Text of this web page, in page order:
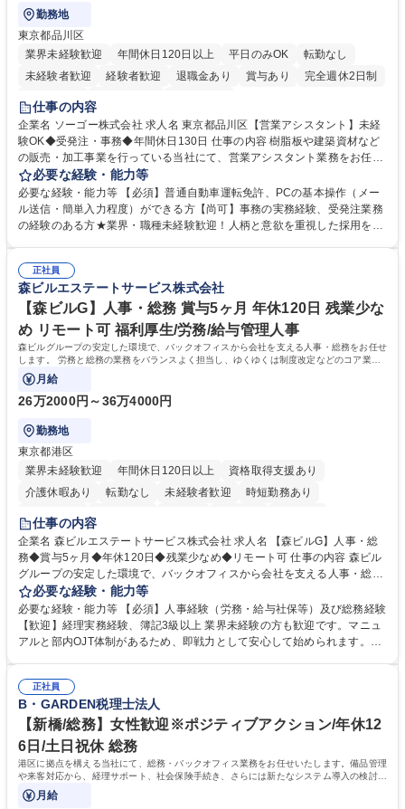
勤務地
東京都品川区
業界未経験歓迎
年間休日120日以上 平日のみOK
転勤なし
未経験者歓迎
経験者歓迎 退職金あり 賞与あり
完全週休2日制
交通費支給
仕事の内容
企業名 ソーゴー株式会社 求人名 東京都品川区【営業アシスタント】未経
験OK◆受発注・事務◆年間休日130日 仕事の内容 樹脂板や建築資材など
の販売・加工事業を行っている当社にて、営業アシスタント業務をお任せ
いたします。注文対応やWebデータの出力、各所への発注・加工依頼のほ
か、電話・メール対応等の事務業務を担当します。 ■受注・発注業務：FA
Xによる注文対応、Web発注データのプリントアウト、各仕入先・協力会
社への発注および加工依頼等 ■納品書・請求書の作成および発送手配 ■商
当社の指定する業務 募集職種 東京都品川区【営業アシスタント】未経験O
K◆受発注・事務◆年間休日130日
必要な経験・能力等
必要な経験・能力等 【必須】普通自動車運転免許、PCの基本操作（メー
ル送信・簡単入力程度）ができる方【尚可】事務の実務経験、受発注業務
の経験のある方★業界・職種未経験歓迎！人柄と意欲を重視した採用を行
変化に臨機応変かつ柔軟に対応できる方、約束を守り正確に作業を進めら
れる方を求めています。高度なPCスキルや関数知識は一切不要です。丁
寧な指導体制が整っているため、安心してお仕事をスタートしていただけ
ます。 学歴・資格 学歴：大学院 大学 高専 短大 専修学校 高校 語学力：
資格：
正社員
森ビルエステートサービス株式会社
【森ビルG】人事・総務 賞与5ヶ月 年休120日 残業少な
め リモート可 福利厚生/労務/給与管理人事
森ビルグループの安定した環境で、バックオフィスから会社を支える人事・総務をお任せ
します。 労務と総務の業務をバランスよく担当し、ゆくゆくは制度改定などのコア業務
にも挑戦できる、やりがいある環境です。
月給
26万2000円～36万4000円
勤務地
東京都港区
業界未経験歓迎
年間休日120日以上
資格取得支援あり
介護休暇あり
転勤なし 未経験者歓迎
時短勤務あり
経験者歓迎
完全週休2日制
交通費支給 長期歓迎 駅近5分以内 土日祝休み
仕事の内容
企業名 森ビルエステートサービス株式会社 求人名 【森ビルG】人事・総
務◆賞与5ヶ月◆年休120日◆残業少なめ◆リモート可 仕事の内容 森ビル
グループの安定した環境で、バックオフィスから会社を支える人事・総務
をお任せします。 労務と総務の業務をバランスよく担当し、ゆくゆくは制
度改定などのコア業務にも挑戦できる、やりがいある環境です。 ■勤怠管
理、給与計算、社会保険手続き、年末調整等の労務管理全般 ■入退社手続
き、社内規定の改定や人事制度改定などのコア業務 ■社内イベントの企画
でも質問・相談できる環境が整っているため、安心して成長できます。 募
集職種 【森ビルG】人事・総務◆賞与5ヶ月◆年休120日◆残業少なめ◆
リモート可
必要な経験・能力等
必要な経験・能力等 【必須】人事経験（労務・給与社保等）及び総務経験
【歓迎】経理実務経験、簿記3級以上 業界未経験の方も歓迎です。マニュ
アルと部内OJT体制があるため、即戦力として安心して始められます。
務に挑戦できるため、自身の成長と組織への貢献度をダイレクトに実感で
きます。 残業少なめ、週1日リモート可など、ワークライフバランスを保
ち長期活躍できる環境です。 「これまでの幅広い経験を活かし、長期的な
キャリアを築きたい」という前向きな意欲と挑戦を全力で応援します。 学
歴・資格 学歴：大学院 大学 高専 短大 専修学校 高校 語学力： 資格：日商
簿記検定1級 日商簿記検定2級 日商簿記検定3級
正社員
B・GARDEN税理士法人
【新橋/総務】女性歓迎※ポジティブアクション/年休12
6日/土日祝休 総務
港区に拠点を構える当社にて、総務・バックオフィス業務をお任せいたします。備品管理
や来客対応から、経理サポート、社会保険手続き、さらには新たなシステム導入の検討ま
で、幅広く組織を支える役割です。
月給